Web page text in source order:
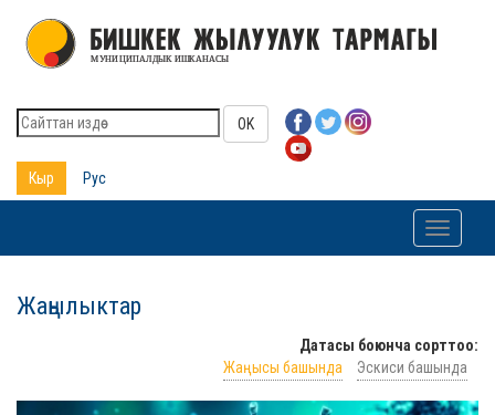
OK
Кыр Рус
Toggle
Жаңылыктар
Датасы боюнча сорттоо:
Жаңысы башында
Эскиси башында